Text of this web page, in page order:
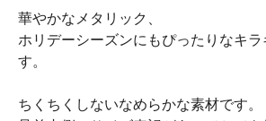
華やかなメタリック、
ホリデーシーズンにもぴったりなキ
す。
ちくちくしないなめらかな素材です。